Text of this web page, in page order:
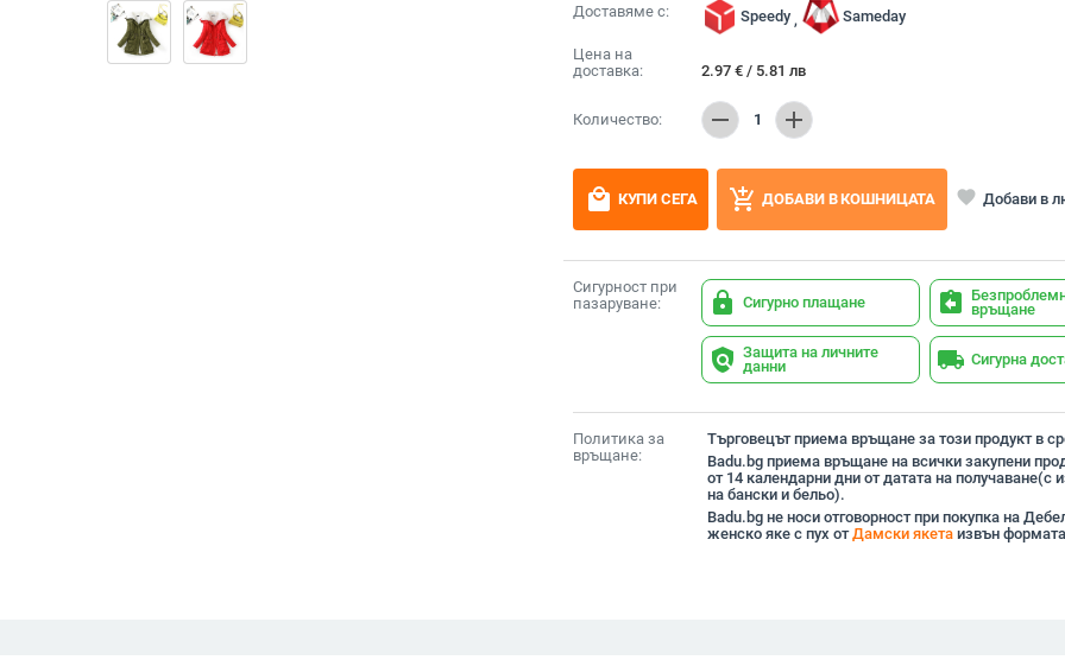
Доставяме с: Speedy , Sameday
Цена на
доставка:
2.97€ / 5.81 лв
Количество: remove 1 add
local_mall КУПИ СЕГА add_shopping_cart ДОБАВИ В КОШНИЦАТА favorite Добави в
Сигурност при
пазаруване:
lock Сигурно плащане assignment_return връщане
policy Защита на личните
данни
local_shipping Сигурна
Политика за
връщане:
Търговецът приема връщане за този продукт в
Badu.bg приема връщане на всички закупени
от 14 календарни дни от датата на получаване(с
на бански и бельо).
Badu.bg не носи отговорност при покупка на
женско яке с пух отДамски якетаизвън